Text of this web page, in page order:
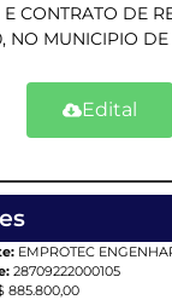
CONTRATO DE
NO MUNICIPIO
Edital
EMPROTEC
28709222000105
885.800,00